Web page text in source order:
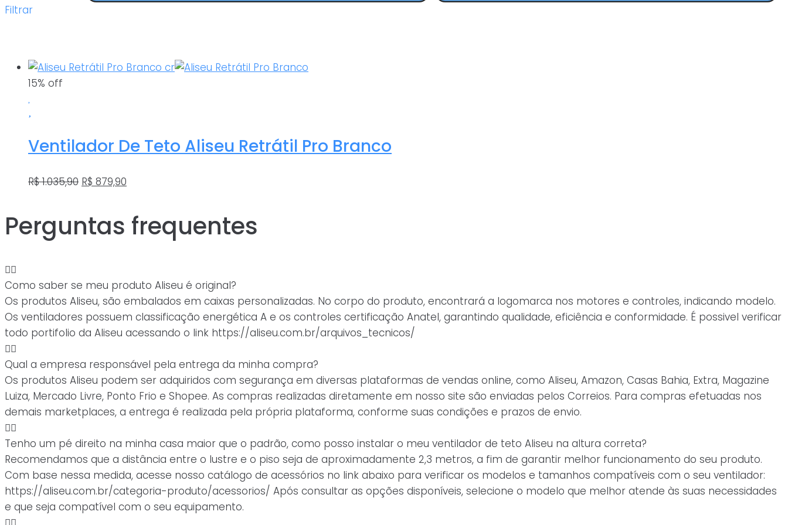
Filtrar
15% off
Ventilador De Teto Aliseu Retrátil Pro Branco
R$1.035,90 O
era:
R$ 879,90
atual
Perguntas frequentes
Como saber se meu produto Aliseu é original?
Os produtos Aliseu, são embalados em caixas personalizadas. No corpo do produto, encontrará a logomarca nos motores e controles, indicando modelo.
Os ventiladores possuem classificação energética A e os controles certificação Anatel, garantindo qualidade, eficiência e conformidade. É possivel verificar
todo portifolio da Aliseu acessando o link https://aliseu.com.br/arquivos_tecnicos/
Qual a empresa responsável pela entrega da minha compra?
Os produtos Aliseu podem ser adquiridos com segurança em diversas plataformas de vendas online, como Aliseu, Amazon, Casas Bahia, Extra, Magazine
Luiza, Mercado Livre, Ponto Frio e Shopee. As compras realizadas diretamente em nosso site são enviadas pelos Correios. Para compras efetuadas nos
demais marketplaces, a entrega é realizada pela própria plataforma, conforme suas condições e prazos de envio.
Tenho um pé direito na minha casa maior que o padrão, como posso instalar o meu ventilador de teto Aliseu na altura correta?
Recomendamos que a distância entre o lustre e o piso seja de aproximadamente 2,3 metros, a fim de garantir melhor funcionamento do seu produto.
Com base nessa medida, acesse nosso catálogo de acessórios no link abaixo para verificar os modelos e tamanhos compatíveis com o seu ventilador:
https://aliseu.com.br/categoria-produto/acessorios/ Após consultar as opções disponíveis, selecione o modelo que melhor atende às suas necessidades
e que seja compatível com o seu equipamento.